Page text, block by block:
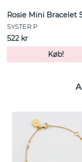
Rosie Mini Bracelet
SYSTER P
522 kr
Køb!